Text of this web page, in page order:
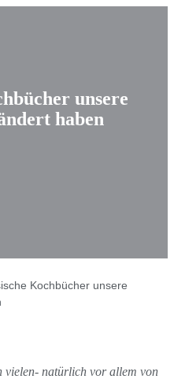
unsere
haben
Kochbücher unsere
vielen- natürlich vor allem von